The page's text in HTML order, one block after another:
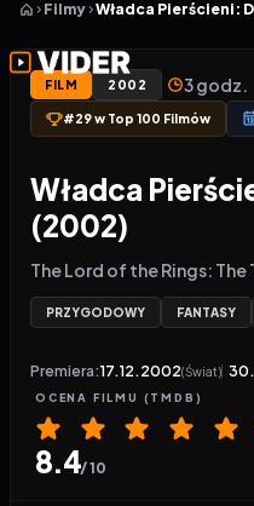
Filmy Władca Pierścieni:
FILM 2002 3 godz.
#29 w Top 100 Filmów
Władca
(2002)
The Lord of the Rings: The
PRZYGODOWY FANTASY
Premiera:17.12.2002(Świat)
OCENA FILMU (TMDB)
8.4/ 10